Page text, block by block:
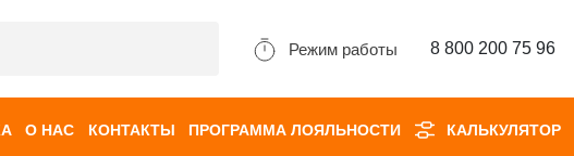
Режим работы 8 800 200 75 96
О НАС КОНТАКТЫ ПРОГРАММА ЛОЯЛЬНОСТИ КАЛЬКУЛЯТОР